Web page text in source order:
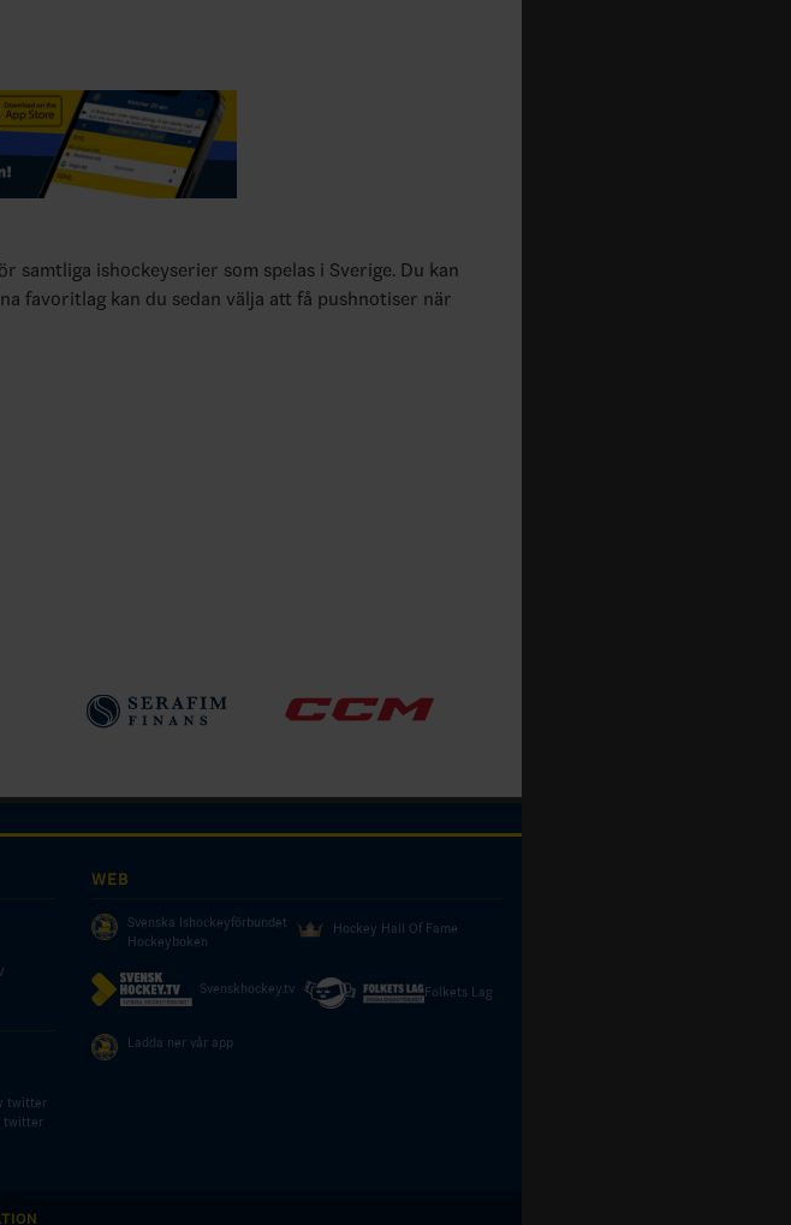
ishockeyserier som spelas i Sverige. Du kan
favoritlag kan du sedan välja att få pushnotiser när
twitter
twitter
WEB
Svenska Ishockeyförbundet
Hockeyboken
Hockey Hall Of Fame
Svenskhockey.tv Folkets Lag
Ladda ner vår app